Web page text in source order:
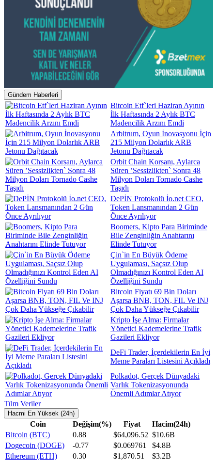
Gündem Haberleri
Bitcoin Etf`leri Haziran Ayının
İlk Haftasında 2 Aylık BTC
Madencilik Arzını Emdi
Arbitrum, Oyun İnovasyonu İçin
215 Milyon Dolarlık ARB
Jetonu Dağıtacak
Orbit Chain Korsanı, Aylarca
Süren ’Sessizlikten` Sonra 48
Milyon Doları Tornado Cashe
Taşıdı
DePİN Protokolü İo.net CEO,
Token Lansmanından 2 Gün
Önce Ayrılıyor
Boomers, Kipto Para Biriminde
Bile Zenginliğin Anahtarını
Elinde Tutuyor
Çin`in En Büyük Ödeme
Uygulaması, Saçsız Olup
Olmadığınızı Kontrol Eden AI
Özelliğini Sundu
Bitcoin Fiyatı 69 Bin Doları
Aşarsa BNB, TON, FIL Ve INJ
Çok Daha Yükseğe Çıkabilir
Kripto İşe Alma: Firmalar
Yönetici Kademelerine Trafik
Gazileri Ekliyor
DeFi Trader, İçerdekilerin En İyi
Meme Paraları Listesini Açıkladı
Polkadot, Gerçek Dünyadaki
Varlık Tokenizasyonunda
Önemli Adımlar Atıyor
Tüm Veriler
Hacmi En Yüksek (24h)
Coin Değişim(%) Fiyat
Hacim(24h)
Bitcoin (BTC)
0.88 $64,096.52 $10.6B
Dogecoin (DOGE)
-0.77 $0.069761
$4.8B
Ethereum (ETH)
0.30 $1,870.51
$3.2B